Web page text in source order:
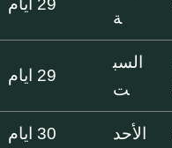
ة
السب
ت
29 ايام
الأحد 30 ايام